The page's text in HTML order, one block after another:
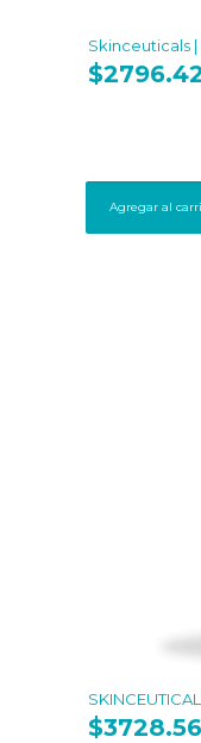
Skinceuticals
$
Agregar al
$3728.56